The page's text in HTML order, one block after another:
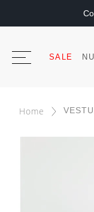
SALE